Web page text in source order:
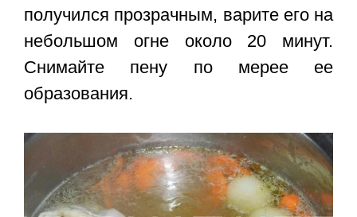
получился прозрачным, варите его на
небольшом огне около 20 минут.
Снимайте пену по мерее ее
образования.